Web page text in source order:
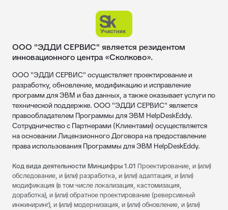
ООО "ЭДДИ СЕРВИС" является резидентом
инновационного центра «Сколково».
ООО "ЭДДИ СЕРВИС" осуществляет проектирование и
разработку, обновление, модификацию и исправление
программ для ЭВМ и баз данных, а также оказывает услуги по
технической поддержке. ООО "ЭДДИ СЕРВИС" является
правообладателем Программы для ЭВМ HelpDeskEddy.
Сотрудничество с Партнерами (Клиентами) осуществляется
на основании Лицензионного Договора на предоставление
права использования Программы для ЭВМ HelpDeskEddy.
Код вида деятельности Минцифры 1.01 Проектирование, и (или)
обследование, и (или) разработка, и (или) адаптация, и (или)
модификация (в том числе локализация, кастомизация,
доработка), и (или) обратное проектирование (реверсивный
инжиниринг), и (или) модернизация, и (или) обновление, и (или)